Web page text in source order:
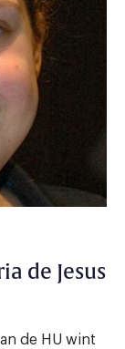
de Jesus
de HU wint